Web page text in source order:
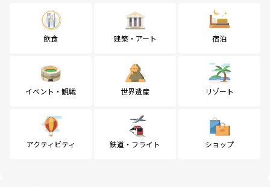
飲食 建築・アート 宿泊
イベント・観戦 世界遺産 リゾート
アクティビティ 鉄道・フライト ショップ